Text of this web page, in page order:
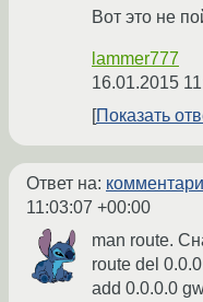
Вот это не
lammer777
16.01.2015
Показать
Ответ на:
11:03:07 +00:00
man route.
route del
add 0.0.0.0